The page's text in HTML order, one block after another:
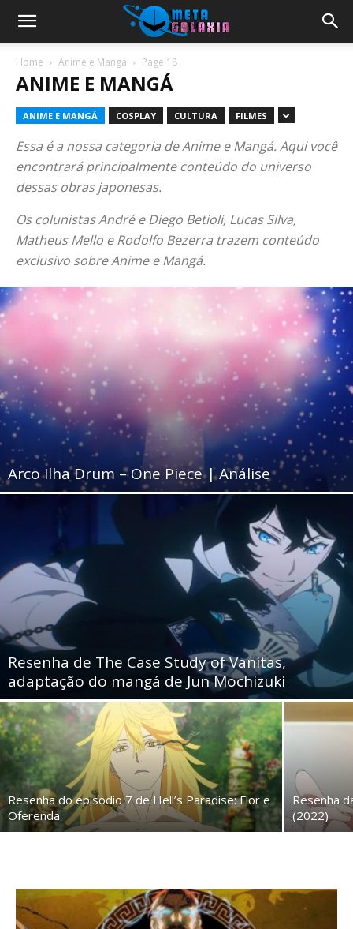
Home Anime e Mangá Page 18
ANIME E MANGÁ
ANIME E MANGÁ COSPLAY CULTURA FILMES
Essa é a nossa categoria de Anime e Mangá. Aqui você
encontrará principalmente conteúdo do universo
dessas obras japonesas.
Os colunistas André e Diego Betioli, Lucas Silva,
Matheus Mello e Rodolfo Bezerra trazem conteúdo
exclusivo sobre Anime e Mangá.
Arco Ilha Drum – One Piece | Análise
Resenha de The Case Study of Vanitas,
adaptação do mangá de Jun Mochizuki
Resenha do episódio 7 de Hell’s Paradise: Flor e
Oferenda
Resenha
(2022)